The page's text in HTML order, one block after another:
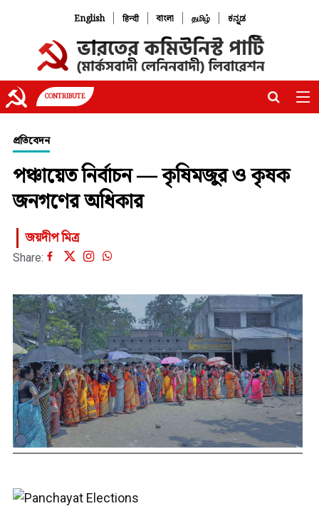
English | हिन्दी | বাংলা | தமிழ் | ಕನ್ನಡ
CONTRIBUTE
প্রতিবেদন
পঞ্চায়েত নির্বাচন — কৃষিমজুর ও কৃষক
জনগণের অধিকার
জয়দীপ মিত্র
Share: